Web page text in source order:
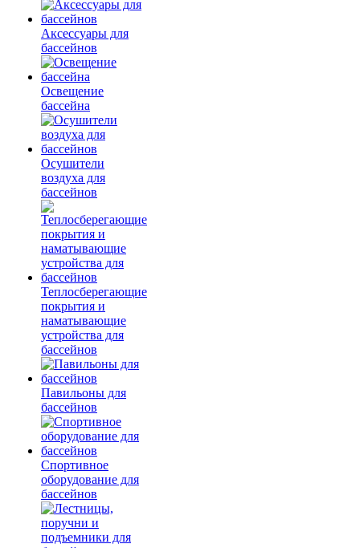
Аксессуары для
бассейнов
Освещение
бассейна
Осушители
воздуха для
бассейнов
Теплосберегающие
покрытия и
наматывающие
устройства для
бассейнов
Павильоны для
бассейнов
Спортивное
оборудование для
бассейнов